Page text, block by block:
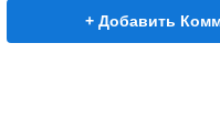
+ Добавить